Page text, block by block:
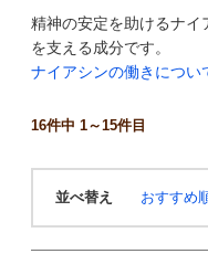
精神の安定を助けるナイ
を支える成分です。
ナイアシンの働きについ
16件中 1～15件目
並べ替え おすすめ